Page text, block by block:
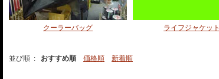
クーラーバッグ ライフジャケット
並び順 : おすすめ順 価格順 新着順